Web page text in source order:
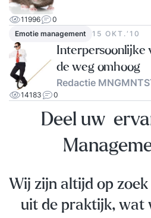
11996
0
Emotie management
15 OKT.‘10
Interpersoonlijke
de weg omhoog
Redactie
14183 0
Deel uw
Wij zijn altijd op
uit de praktijk, wat